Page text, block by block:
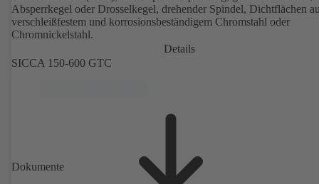
Absperrkegel oder Drosselkegel, drehender Spindel, Dichtflächen
verschleißfestem und korrosionsbeständigem Chromstahl oder
Chromnickelstahl.
Details
SICCA 150-600 GTC
Dokumente